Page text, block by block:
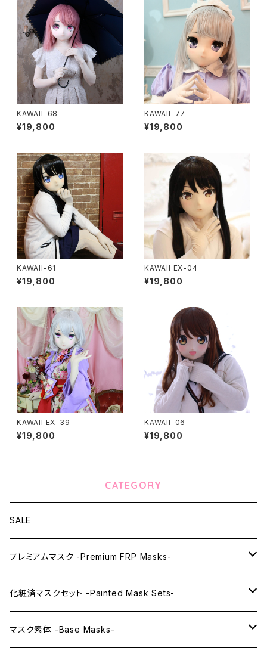
KAWAII-68
¥19,800
KAWAII-77
¥19,800
KAWAII-61
¥19,800
KAWAII EX-04
¥19,800
KAWAII EX-39
¥19,800
KAWAII-06
¥19,800
CATEGORY
SALE
プレミアムマスク -Premium FRP Masks-
KAWAII PREMIUM Mask & Wig Sets
プレミアムマスク素体-Premium base masks-
化粧済マスクセット -Painted Mask Sets-
KAWAII EX series
マスク素体 -Base Masks-